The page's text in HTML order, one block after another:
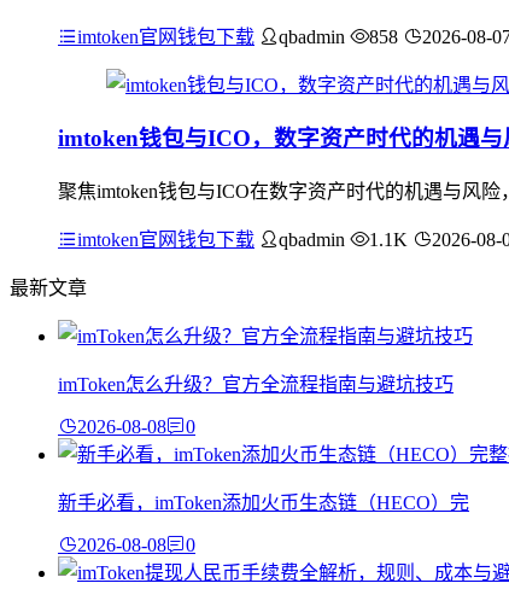
imtoken官网钱包下载 qbadmin 858 2026-08-
imtoken钱包与ICO，数字资产时代的机遇与
聚焦imtoken钱包与ICO在数字资产时代的机遇与风
imtoken官网钱包下载 qbadmin 1.1K 2026-08-
最新文章
imToken怎么升级？官方全流程指南与避坑技巧
2026-08-08 0
新手必看，imToken添加火币生态链（HECO）完
2026-08-08 0